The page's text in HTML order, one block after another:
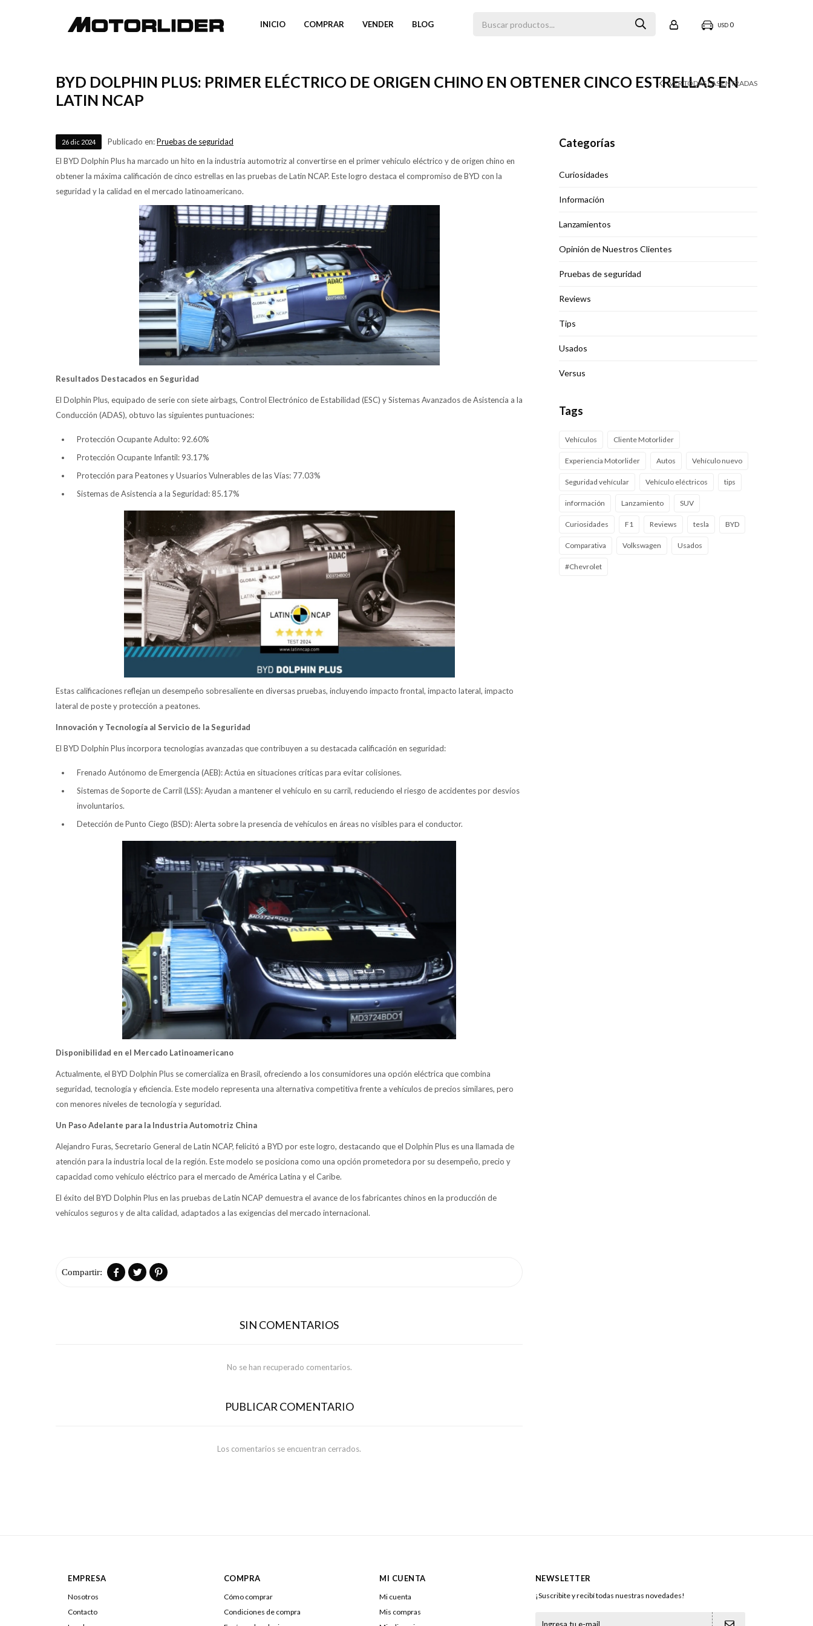
INICIO COMPRAR VENDER BLOG USD 0
BYD DOLPHIN PLUS: PRIMER ELÉCTRICO DE ORIGEN CHINO EN OBTENER CINCO ESTRELLAS EN
LATIN NCAP
VER TODAS LAS ENTRADAS
26 dic 2024 Publicado en:Pruebas de seguridad
El BYD Dolphin Plus ha marcado un hito en la industria automotriz al convertirse en el primer vehículo eléctrico y de origen chino en
obtener la máxima calificación de cinco estrellas en las pruebas de Latin NCAP. Este logro destaca el compromiso de BYD con la
seguridad y la calidad en el mercado latinoamericano.
Resultados Destacados en Seguridad
El Dolphin Plus, equipado de serie con siete airbags, Control Electrónico de Estabilidad (ESC) y Sistemas Avanzados de Asistencia a la
Conducción (ADAS), obtuvo las siguientes puntuaciones:
Protección Ocupante Adulto: 92.60%
Protección Ocupante Infantil: 93.17%
Protección para Peatones y Usuarios Vulnerables de las Vías: 77.03%
Sistemas de Asistencia a la Seguridad: 85.17%
Estas calificaciones reflejan un desempeño sobresaliente en diversas pruebas, incluyendo impacto frontal, impacto lateral, impacto
lateral de poste y protección a peatones.
Innovación y Tecnología al Servicio de la Seguridad
El BYD Dolphin Plus incorpora tecnologías avanzadas que contribuyen a su destacada calificación en seguridad:
Frenado Autónomo de Emergencia (AEB): Actúa en situaciones críticas para evitar colisiones.
Sistemas de Soporte de Carril (LSS): Ayudan a mantener el vehículo en su carril, reduciendo el riesgo de accidentes por desvíos
involuntarios.
Detección de Punto Ciego (BSD): Alerta sobre la presencia de vehículos en áreas no visibles para el conductor.
Disponibilidad en el Mercado Latinoamericano
Actualmente, el BYD Dolphin Plus se comercializa en Brasil, ofreciendo a los consumidores una opción eléctrica que combina
seguridad, tecnología y eficiencia. Este modelo representa una alternativa competitiva frente a vehículos de precios similares, pero
con menores niveles de tecnología y seguridad.
Un Paso Adelante para la Industria Automotriz China
Alejandro Furas, Secretario General de Latin NCAP, felicitó a BYD por este logro, destacando que el Dolphin Plus es una llamada de
atención para la industria local de la región. Este modelo se posiciona como una opción prometedora por su desempeño, precio y
capacidad como vehículo eléctrico para el mercado de América Latina y el Caribe.
El éxito del BYD Dolphin Plus en las pruebas de Latin NCAP demuestra el avance de los fabricantes chinos en la producción de
vehículos seguros y de alta calidad, adaptados a las exigencias del mercado internacional.
  
SIN COMENTARIOS
No se han recuperado comentarios.
PUBLICAR COMENTARIO
Los comentarios se encuentran cerrados.
Categorías
Curiosidades
Información
Lanzamientos
Opinión de Nuestros Clientes
Pruebas de seguridad
Reviews
Tips
Usados
Versus
Tags
Vehículos Cliente Motorlider
Experiencia Motorlider Autos Vehículo nuevo
Seguridad vehícular Vehículo eléctricos tips
información Lanzamiento SUV
Curiosidades F1 Reviews tesla BYD
Comparativa Volkswagen Usados
#Chevrolet
EMPRESA
Nosotros
Contacto
COMPRA
Cómo comprar
Condiciones de compra
MI CUENTA
Mi cuenta
Mis compras
NEWSLETTER
¡Suscribite y recibí todas nuestras novedades!